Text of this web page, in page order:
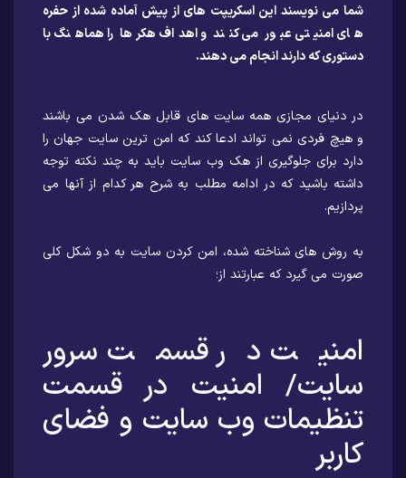
شما می نویسند این اسکریپت های از پیش آماده شده از حفره
های امنیتی عبور می کنند و اهداف هکرها را هماهنگ با
دستوری که دارند انجام می دهند.
در دنیای مجازی همه سایت های قابل هک شدن می باشند
و هیچ فردی نمی تواند ادعا کند که امن ترین سایت جهان را
دارد برای جلوگیری از هک وب سایت باید به چند نکته توجه
داشته باشید که در ادامه مطلب به شرح هر کدام از آنها می
پردازیم.
به روش های شناخته شده، امن کردن سایت به دو شکل کلی
صورت می گیرد که عبارتند از؛
امنیت در قسمت سرور
سایت/ امنیت در قسمت
تنظیمات وب سایت و فضای
کاربر